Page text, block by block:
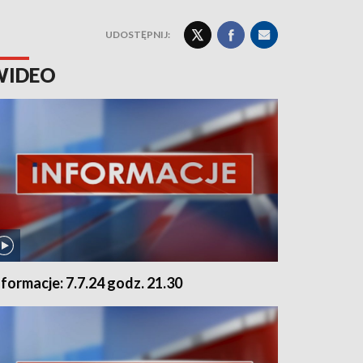
UDOSTĘPNIJ:
7.7.24 godz. 21.30